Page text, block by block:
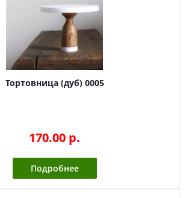
Тортовница (дуб) 0005
170.00 p.
Подробнее